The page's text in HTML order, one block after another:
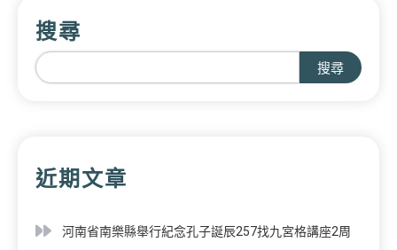
搜尋
搜尋
近期文章
河南省南樂縣舉行紀念孔子誕辰257找九宮格講座2周